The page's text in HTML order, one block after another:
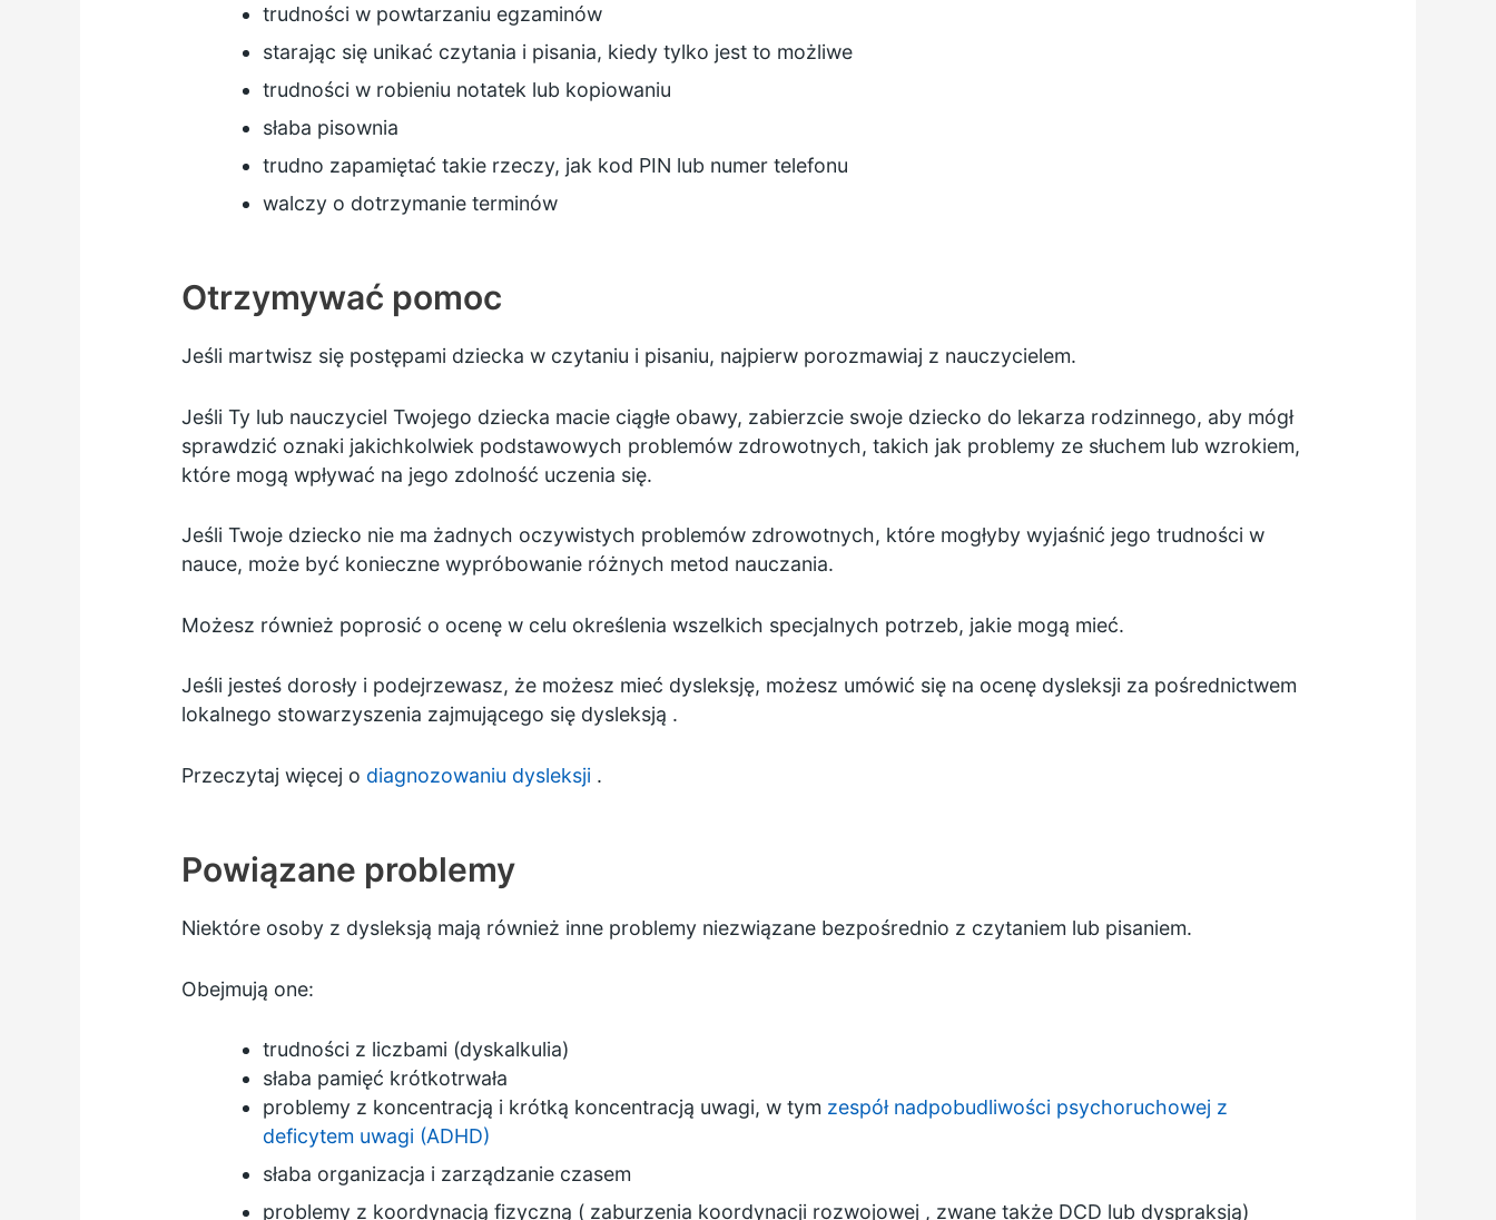
trudności w powtarzaniu egzaminów
starając się unikać czytania i pisania, kiedy tylko jest to możliwe
trudności w robieniu notatek lub kopiowaniu
słaba pisownia
trudno zapamiętać takie rzeczy, jak kod PIN lub numer telefonu
walczy o dotrzymanie terminów
Otrzymywać pomoc
Jeśli martwisz się postępami dziecka w czytaniu i pisaniu, najpierw porozmawiaj z nauczycielem.
Jeśli Ty lub nauczyciel Twojego dziecka macie ciągłe obawy, zabierzcie swoje dziecko do lekarza rodzinnego, aby mógł
sprawdzić oznaki jakichkolwiek podstawowych problemów zdrowotnych, takich jak problemy ze słuchem lub wzrokiem,
które mogą wpływać na jego zdolność uczenia się.
Jeśli Twoje dziecko nie ma żadnych oczywistych problemów zdrowotnych, które mogłyby wyjaśnić jego trudności w
nauce, może być konieczne wypróbowanie różnych metod nauczania.
Możesz również poprosić o ocenę w celu określenia wszelkich specjalnych potrzeb, jakie mogą mieć.
Jeśli jesteś dorosły i podejrzewasz, że możesz mieć dysleksję, możesz umówić się na ocenę dysleksji za pośrednictwem
lokalnego stowarzyszenia zajmującego się dysleksją .
Przeczytaj więcej o diagnozowaniu dysleksji .
Powiązane problemy
Niektóre osoby z dysleksją mają również inne problemy niezwiązane bezpośrednio z czytaniem lub pisaniem.
Obejmują one:
trudności z liczbami (dyskalkulia)
słaba pamięć krótkotrwała
problemy z koncentracją i krótką koncentracją uwagi, w tym zespół nadpobudliwości psychoruchowej z
deficytem uwagi (ADHD)
słaba organizacja i zarządzanie czasem
problemy z koordynacją fizyczną ( zaburzenia koordynacji rozwojowej , zwane także DCD lub dyspraksją)